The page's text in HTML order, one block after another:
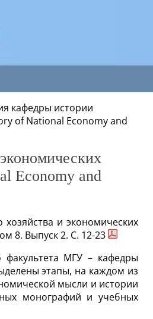
кафедры истории
of National Economy and
Economy and
и экономических
8. Выпуск 2. С. 12-23
факультета МГУ – кафедры
этапы, на каждом из
мысли и истории
монографий и учебных